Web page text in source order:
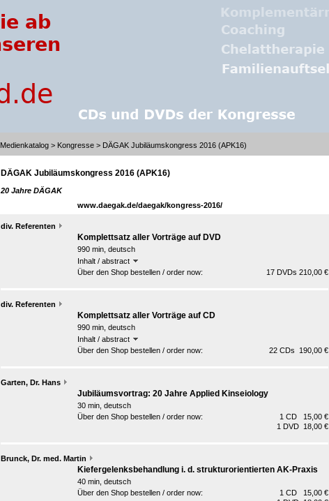
Medienkatalog > Kongresse > DÄGAK Jubiläumskongress 2016 (APK16)
DÄGAK Jubiläumskongress 2016 (APK16)
20 Jahre DÄGAK
www.daegak.de/daegak/kongress-2016/
div. Referenten
Komplettsatz aller Vorträge auf DVD
990 min, deutsch
Inhalt / abstract
Über den Shop bestellen / order now:
17 DVDs 210,00 €
div. Referenten
Komplettsatz aller Vorträge auf CD
990 min, deutsch
Inhalt / abstract
Über den Shop bestellen / order now:
22 CDs 190,00 €
Garten, Dr. Hans
Jubiläumsvortrag: 20 Jahre Applied Kinseiology
30 min, deutsch
Über den Shop bestellen / order now:
1 CD 15,00 €
1 DVD 18,00 €
Brunck, Dr. med. Martin
Kiefergelenksbehandlung i. d. strukturorientierten AK-Praxis
40 min, deutsch
Über den Shop bestellen / order now:
1 CD 15,00 €